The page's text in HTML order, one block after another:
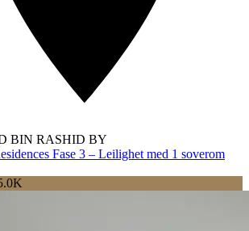
BIN RASHID BY
Fase 3 – Leilighet med 1 soverom